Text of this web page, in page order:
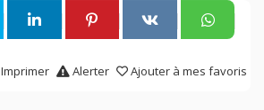
Ajouter à mes favoris
Alerter
Imprimer